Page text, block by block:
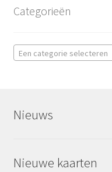
Categorieën
Een categorie selecteren
Nieuws
Nieuwe kaarten